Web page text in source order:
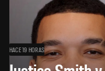
HACE 19 HORAS